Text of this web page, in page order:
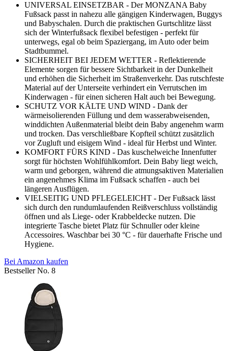
UNIVERSAL EINSETZBAR - Der MONZANA Baby
Fußsack passt in nahezu alle gängigen Kinderwagen, Buggys
und Babyschalen. Durch die praktischen Gurtschlitze lässt
sich der Winterfußsack flexibel befestigen - perfekt für
unterwegs, egal ob beim Spaziergang, im Auto oder beim
Stadtbummel.
SICHERHEIT BEI JEDEM WETTER - Reflektierende
Elemente sorgen für bessere Sichtbarkeit in der Dunkelheit
und erhöhen die Sicherheit im Straßenverkehr. Das rutschfeste
Material auf der Unterseite verhindert ein Verrutschen im
Kinderwagen - für einen sicheren Halt auch bei Bewegung.
SCHUTZ VOR KÄLTE UND WIND - Dank der
wärmeisolierenden Füllung und dem wasserabweisenden,
winddichten Außenmaterial bleibt dein Baby angenehm warm
und trocken. Das verschließbare Kopfteil schützt zusätzlich
vor Zugluft und eisigem Wind - ideal für Herbst und Winter.
KOMFORT FÜRS KIND - Das kuschelweiche Innenfutter
sorgt für höchsten Wohlfühlkomfort. Dein Baby liegt weich,
warm und geborgen, während die atmungsaktiven Materialien
ein angenehmes Klima im Fußsack schaffen - auch bei
längeren Ausflügen.
VIELSEITIG UND PFLEGELEICHT - Der Fußsack lässt
sich durch den rundumlaufenden Reißverschluss vollständig
öffnen und als Liege- oder Krabbeldecke nutzen. Die
integrierte Tasche bietet Platz für Schnuller oder kleine
Accessoires. Waschbar bei 30 °C - für dauerhafte Frische und
Hygiene.
Bei Amazon kaufen
Bestseller No. 8